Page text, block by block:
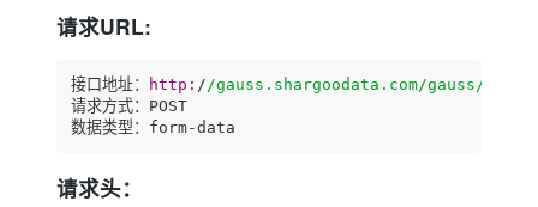
请求URL:
接口地址： http: / /gauss.shargoodata.com/gauss /api/v
请求方式：POST
数据类型：form-data
请求头：